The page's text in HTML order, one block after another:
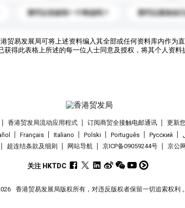
我可以先收到一个样品吗？ 我可以添加自
贸易发展局可将上述资料编入其全部或任何资料库内作为
得此表格上所述的每一位人士同意及授权，将其个人资料
香港贸发局流动应用程式 订阅商贸全接触电邮通讯 更新
Français Italiano Polski Português Pусский
超连结条款及细则 网站导航 京ICP备09059244号 京公
关注 HKTDC
香港贸易发展局版权所有，对违反版权者保留一切追索权利 。